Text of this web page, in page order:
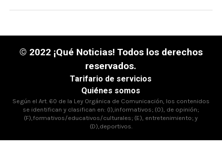
© 2022 ¡Qué Noticias! Todos los derechos
reservados.
Tarifario de servicios
Quiénes somos
Según el Art. 60 de la Ley Orgánica de Comunicación, los contenidos
se identifican y clasifican en: (I),informativos; (O), de opinión;
(F),formativos/educativos/culturales; (E), entretenimiento; y
(D),deportivos.